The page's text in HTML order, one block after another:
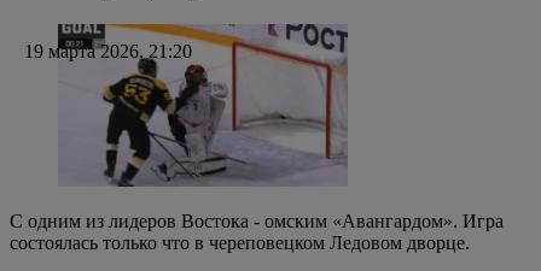
19 марта 2026, 21:20
С одним из лидеров Востока - омским «Авангардом». Игра
состоялась только что в череповецком Ледовом дворце.